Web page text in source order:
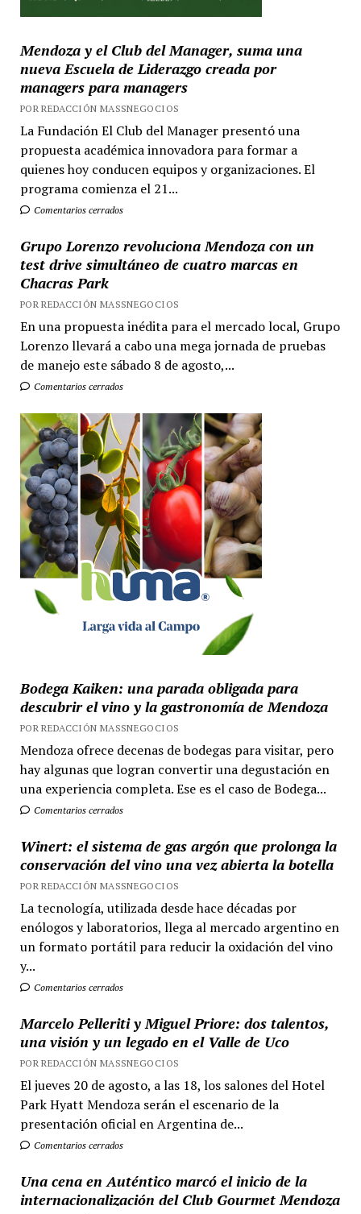
Mendoza y el Club del Manager, suma una
nueva Escuela de Liderazgo creada por
managers para managers
POR REDACCIÓN MASSNEGOCIOS
La Fundación El Club del Manager presentó una
propuesta académica innovadora para formar a
quienes hoy conducen equipos y organizaciones. El
programa comienza el 21...
Comentarios cerrados
Grupo Lorenzo revoluciona Mendoza con un
test drive simultáneo de cuatro marcas en
Chacras Park
POR REDACCIÓN MASSNEGOCIOS
En una propuesta inédita para el mercado local, Grupo
Lorenzo llevará a cabo una mega jornada de pruebas
de manejo este sábado 8 de agosto,...
Comentarios cerrados
Bodega Kaiken: una parada obligada para
descubrir el vino y la gastronomía de Mendoza
POR REDACCIÓN MASSNEGOCIOS
Mendoza ofrece decenas de bodegas para visitar, pero
hay algunas que logran convertir una degustación en
una experiencia completa. Ese es el caso de Bodega...
Comentarios cerrados
Winert: el sistema de gas argón que prolonga la
conservación del vino una vez abierta la botella
POR REDACCIÓN MASSNEGOCIOS
La tecnología, utilizada desde hace décadas por
enólogos y laboratorios, llega al mercado argentino en
un formato portátil para reducir la oxidación del vino
y...
Comentarios cerrados
Marcelo Pelleriti y Miguel Priore: dos talentos,
una visión y un legado en el Valle de Uco
POR REDACCIÓN MASSNEGOCIOS
El jueves 20 de agosto, a las 18, los salones del Hotel
Park Hyatt Mendoza serán el escenario de la
presentación oficial en Argentina de...
Comentarios cerrados
Una cena en Auténtico marcó el inicio de la
internacionalización del Club Gourmet Mendoza